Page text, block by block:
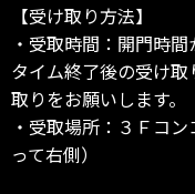
【受け取り方法】
・受取時間：開門時
タイム終了後の受け
取りをお願いします。
・受取場所：３Ｆコ
って右側）